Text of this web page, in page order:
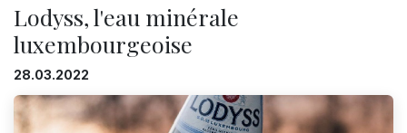
Lodyss, l'eau minérale
luxembourgeoise
28.03.2022